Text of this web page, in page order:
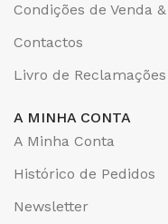
Condições de Venda
Contactos
Livro de Reclamações
A MINHA CONTA
A Minha Conta
Histórico de Pedidos
Newsletter